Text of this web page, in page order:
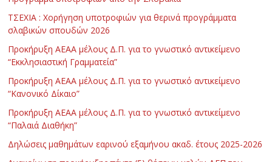
ΤΣΕΧΙΑ : Χορήγηση υποτροφιών για θερινά προγράμματα
σλαβικών σπουδών 2026
Προκήρυξη ΑΕΑΑ μέλους Δ.Π. για το γνωστικό αντικείμενο
“Εκκλησιαστική Γραμματεία”
Προκήρυξη ΑΕΑΑ μέλους Δ.Π. για το γνωστικό αντικείμενο
“Κανονικό Δίκαιο”
Προκήρυξη ΑΕΑΑ μέλους Δ.Π. για το γνωστικό αντικείμενο
“Παλαιά Διαθήκη”
Δηλώσεις μαθημάτων εαρινού εξαμήνου ακαδ. έτους 2025-2026